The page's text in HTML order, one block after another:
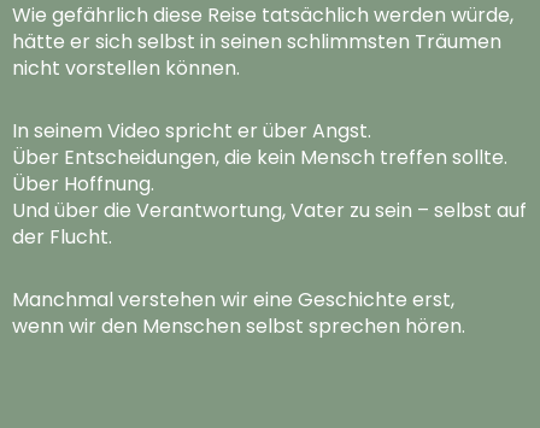
Wie gefährlich diese Reise tatsächlich werden würde,
hätte er sich selbst in seinen schlimmsten Träumen
nicht vorstellen können.
In seinem Video spricht er über Angst.
Über Entscheidungen, die kein Mensch treffen sollte.
Über Hoffnung.
Und über die Verantwortung, Vater zu sein – selbst auf
der Flucht.
Manchmal verstehen wir eine Geschichte erst,
wenn wir den Menschen selbst sprechen hören.